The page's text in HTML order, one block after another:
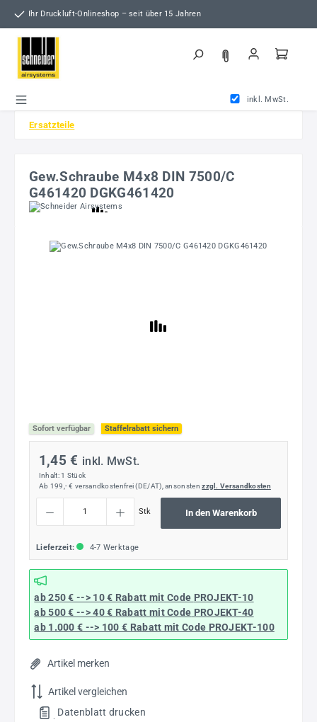
Zum Hauptinhalt springen
Ihr Druckluft-Onlineshop – seit über 15 Jahren
inkl. MwSt.
Ersatzteile
Gew.Schraube M4x8 DIN 7500/C
G461420 DGKG461420
Bildergalerie überspringen
Sofort verfügbar Staffelrabatt sichern
1,45 € inkl. MwSt.
Inhalt: 1 Stück
Ab 199,- € versandkostenfrei (DE/AT), ansonstenzzgl. Versandkosten
Stk In den Warenkorb
Lieferzeit: 4-7 Werktage
ab 250 € --> 10 € Rabatt mit Code PROJEKT-10
ab 500 € --> 40 € Rabatt mit Code PROJEKT-40
ab 1.000 € --> 100 € Rabatt mit Code PROJEKT-100
Artikel merken
Artikel vergleichen
. Datenblatt drucken